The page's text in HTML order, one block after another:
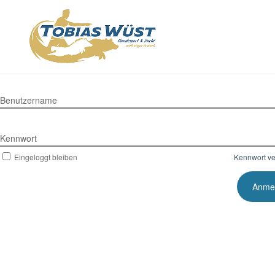
Benutzername
Kennwort
Eingeloggt bleiben Kennwort